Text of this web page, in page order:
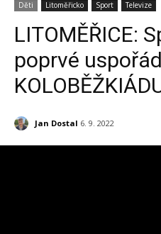
Děti Litoměřicko Sport Televize
LITOMĚŘICE:
poprvé
Jan Dostal 6. 9. 2022